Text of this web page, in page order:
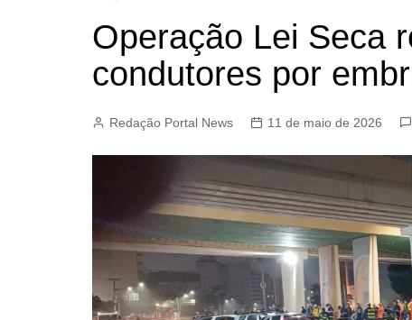
Operação Lei Seca
condutores por
Redação Portal News 11 de maio de 2026